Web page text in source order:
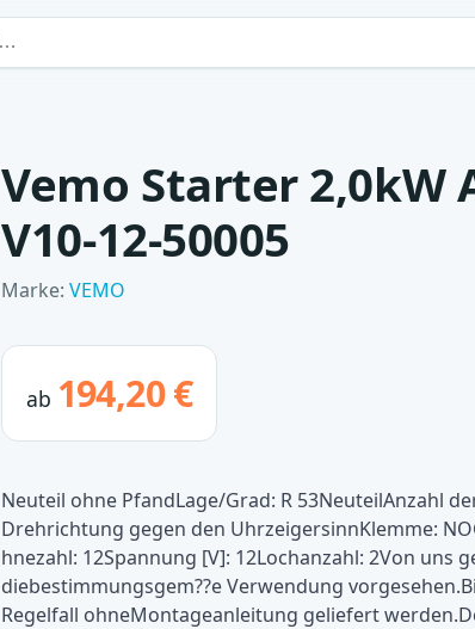
Vemo Starter 2,0kW
V10-12-50005
Marke:VEMO
ab 194,20 €
Neuteil ohne PfandLage/Grad: R 53NeuteilAnzahl
Drehrichtung gegen den UhrzeigersinnKlemme:
hnezahl: 12Spannung [V]: 12Lochanzahl: 2Von uns
diebestimmungsgem??e Verwendung
Regelfall ohneMontageanleitung geliefert